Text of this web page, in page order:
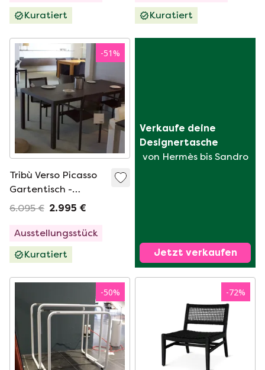
Kuratiert
Kuratiert
-51%
Tribù Verso Picasso
Gartentisch -
210x98 mit Natal
(4er-Set)
6.095 € 2.995 €
Ausstellungsstück
Kuratiert
Verkaufe deine
Designertasche
von Hermès bis Sandro
Jetzt verkaufen
-50% -72%